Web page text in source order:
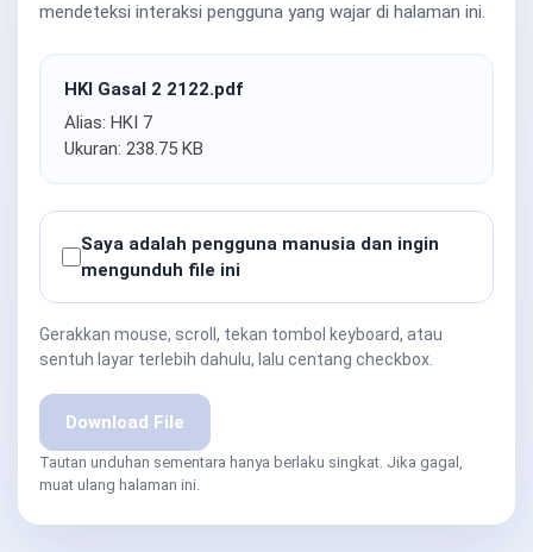
mendeteksi interaksi pengguna yang wajar di halaman ini.
HKI Gasal 2 2122.pdf
Alias: HKI 7
Ukuran: 238.75 KB
Saya adalah pengguna manusia dan ingin
mengunduh file ini
Gerakkan mouse, scroll, tekan tombol keyboard, atau
sentuh layar terlebih dahulu, lalu centang checkbox.
Download File
Tautan unduhan sementara hanya berlaku singkat. Jika gagal,
muat ulang halaman ini.